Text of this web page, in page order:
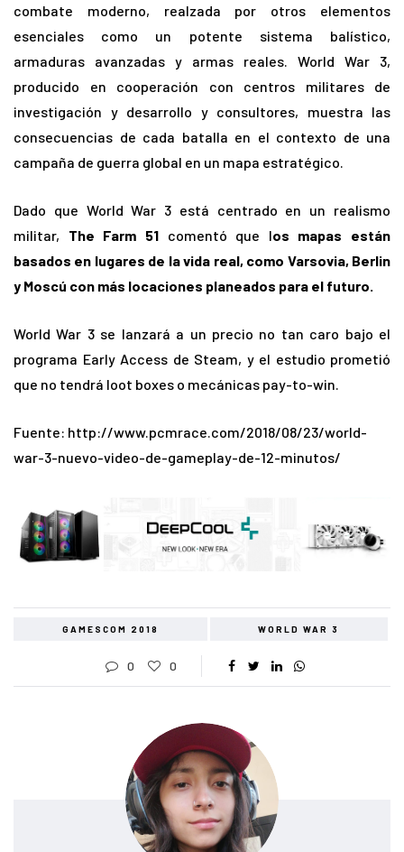
combate moderno, realzada por otros elementos
esenciales como un potente sistema balístico,
armaduras avanzadas y armas reales. World War 3,
producido en cooperación con centros militares de
investigación y desarrollo y consultores, muestra las
consecuencias de cada batalla en el contexto de una
campaña de guerra global en un mapa estratégico.
Dado que World War 3 está centrado en un realismo
militar, The Farm 51comentó que los mapas están
basados en lugares de la vida real, como Varsovia, Berlin
y Moscú con más locaciones planeados para el futuro.
World War 3 se lanzará a un precio no tan caro bajo el
programa Early Access de Steam, y el estudio prometió
que no tendrá loot boxes o mecánicas pay-to-win.
Fuente: http://www.pcmrace.com/2018/08/23/world-
war-3-nuevo-video-de-gameplay-de-12-minutos/
GAMESCOM 2018 WORLD WAR 3
0 0